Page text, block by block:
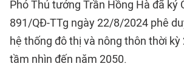
Phó Thủ tướng Trần Hồng Hà đã ký
891/QĐ-TTg ngày 22/8/2024 phê
hệ thống đô thị và nông thôn thời kỳ
tầm nhìn đến năm 2050.